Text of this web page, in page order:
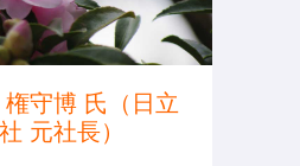
権守博 氏（日立
元社長）